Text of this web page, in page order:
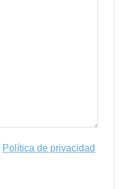
Política de privacidad